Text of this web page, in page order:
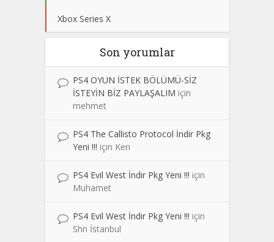
Xbox Series X
Son yorumlar
PS4 OYUN İSTEK BÖLÜMÜ-SİZ
İSTEYİN BİZ PAYLAŞALIM için
mehmet
PS4 The Callisto Protocol İndir Pkg
Yeni !!! için Ken
PS4 Evil West İndir Pkg Yeni !!! için
Muhamet
PS4 Evil West İndir Pkg Yeni !!! için
Shn İstanbul